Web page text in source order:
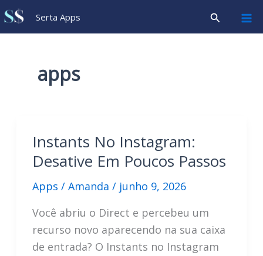
Ir
para
Serta Apps Pesquisar
apps
Instants No Instagram:
Desative Em Poucos Passos
Apps / Amanda / junho 9, 2026
Você abriu o Direct e percebeu um
recurso novo aparecendo na sua caixa
de entrada? O Instants no Instagram